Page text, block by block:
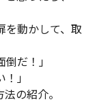
を動かして、取
だ！」
」
の紹介。